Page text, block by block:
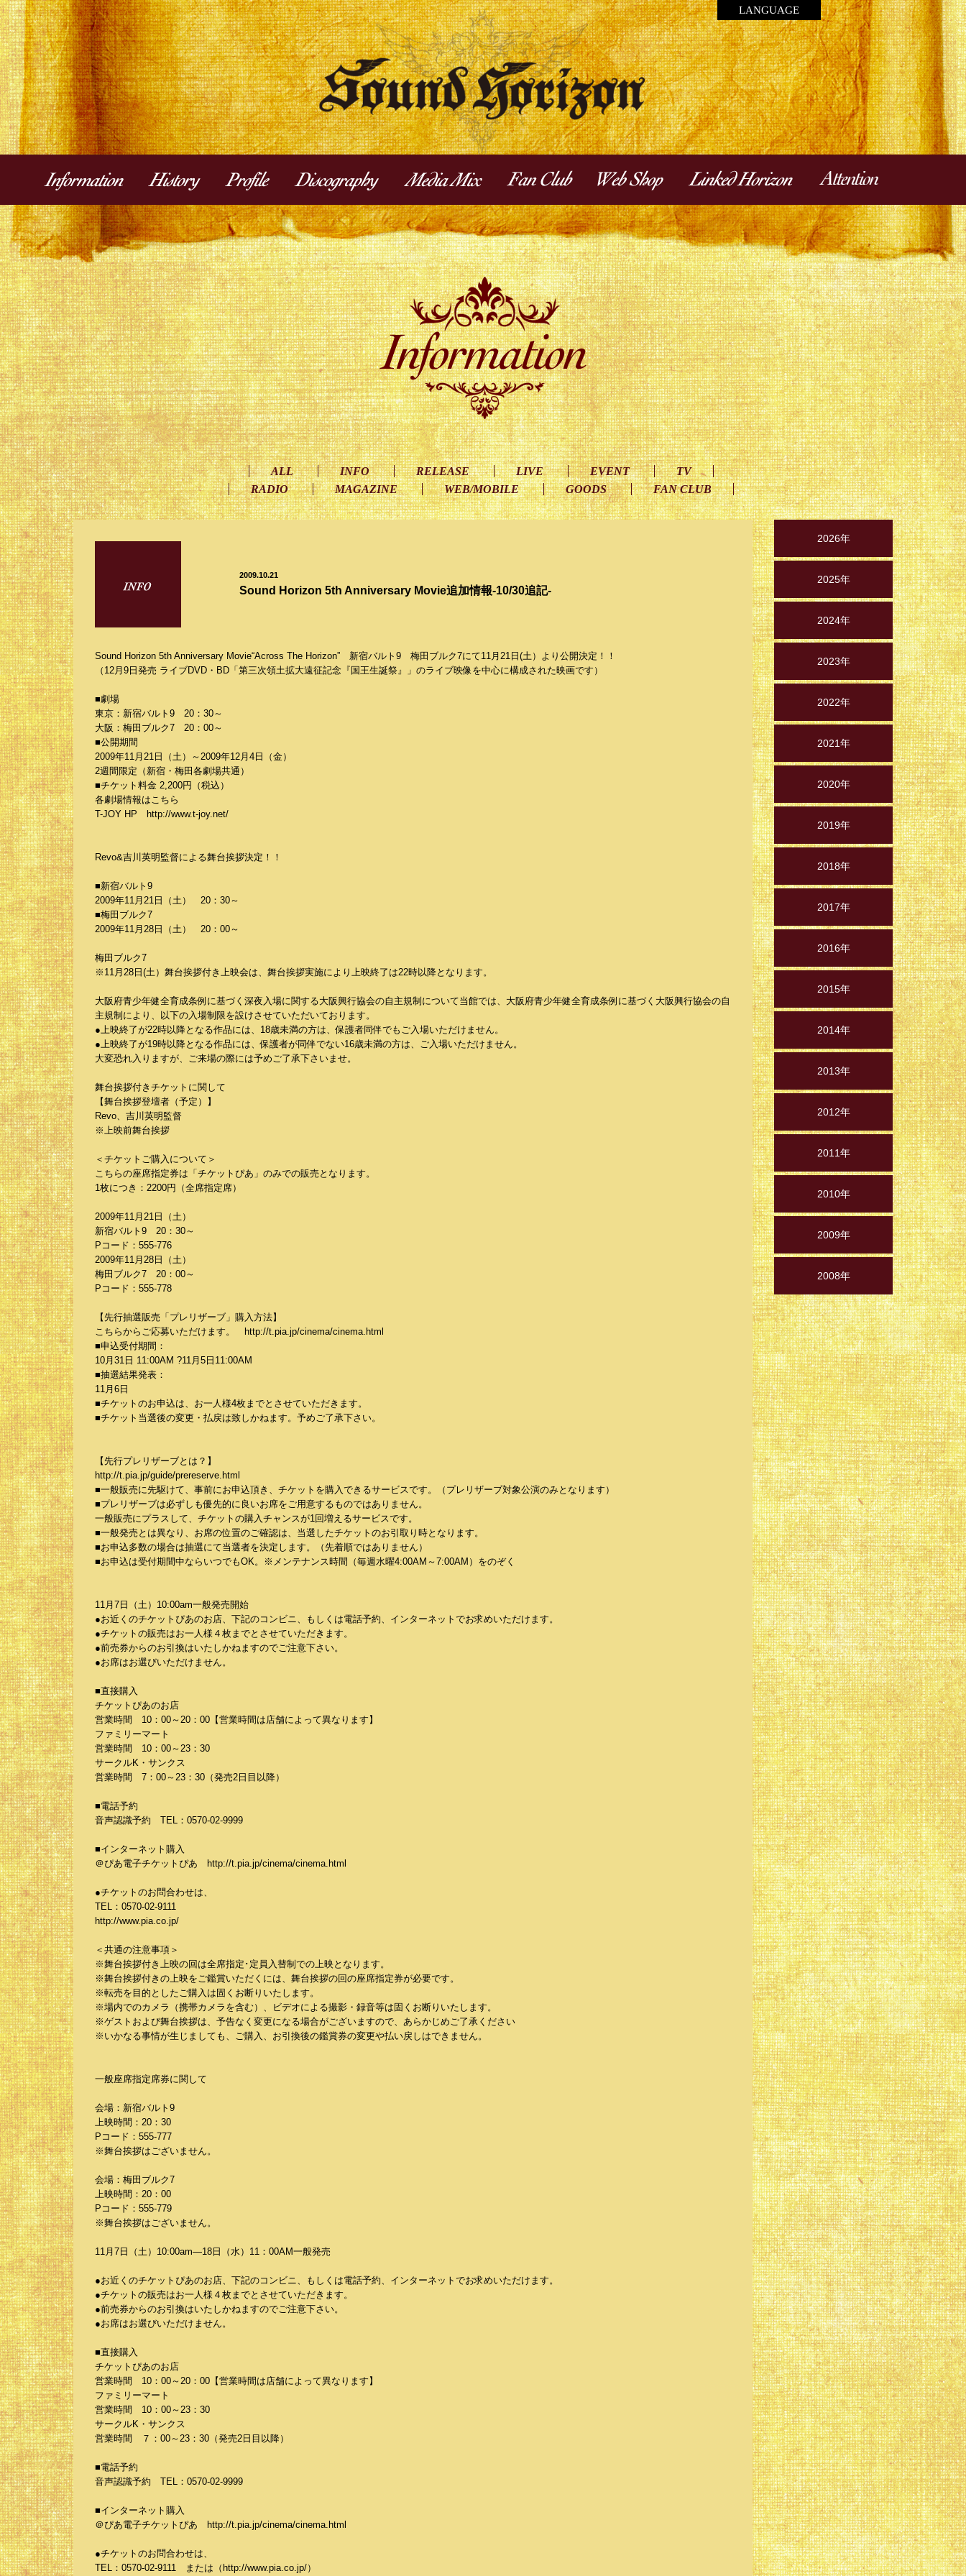
LANGUAGE
ALL INFO RELEASE LIVE EVENT
TV
RADIO
MAGAZINE WEB/MOBILE GOODS FAN CLUB
2009.10.21
Sound Horizon 5th Anniversary Movie追加情報-10/30追記-
Sound Horizon 5th Anniversary Movie“Across The Horizon” 新宿バルト9 梅田ブルク7にて11月21日(土）より公開決定！！
（12月9日発売 ライブDVD・BD「第三次領土拡大遠征記念『国王生誕祭』」のライブ映像を中心に構成された映画です）
■劇場
東京：新宿バルト9 20：30～
大阪：梅田ブルク7 20：00～
■公開期間
2009年11月21日（土）～2009年12月4日（金）
2週間限定（新宿・梅田各劇場共通）
■チケット料金 2,200円（税込）
各劇場情報はこちら
T-JOY HP http://www.t-joy.net/
Revo&吉川英明監督による舞台挨拶決定！！
■新宿バルト9
2009年11月21日（土） 20：30～
■梅田ブルク7
2009年11月28日（土） 20：00～
梅田ブルク7
※11月28日(土）舞台挨拶付き上映会は、舞台挨拶実施により上映終了は22時以降となります。
大阪府青少年健全育成条例に基づく深夜入場に関する大阪興行協会の自主規制について当館では、大阪府青少年健全育成条例に基づく大阪興行協会の自
主規制により、以下の入場制限を設けさせていただいております。
●上映終了が22時以降となる作品には、18歳未満の方は、保護者同伴でもご入場いただけません。
●上映終了が19時以降となる作品には、保護者が同伴でない16歳未満の方は、ご入場いただけません。
大変恐れ入りますが、ご来場の際には予めご了承下さいませ。
舞台挨拶付きチケットに関して
【舞台挨拶登壇者（予定）】
Revo、吉川英明監督
※上映前舞台挨拶
＜チケットご購入について＞
こちらの座席指定券は「チケットぴあ」のみでの販売となります。
1枚につき：2200円（全席指定席）
2009年11月21日（土）
新宿バルト9 20：30～
Pコード：555-776
2009年11月28日（土）
梅田ブルク7 20：00～
Pコード：555-778
【先行抽選販売「プレリザーブ」購入方法】
こちらからご応募いただけます。 http://t.pia.jp/cinema/cinema.html
■申込受付期間：
10月31日 11:00AM ?11月5日11:00AM
■抽選結果発表：
11月6日
■チケットのお申込は、お一人様4枚までとさせていただきます。
■チケット当選後の変更・払戻は致しかねます。予めご了承下さい。
【先行プレリザーブとは？】
http://t.pia.jp/guide/prereserve.html
■一般販売に先駆けて、事前にお申込頂き、チケットを購入できるサービスです。（プレリザーブ対象公演のみとなります）
■プレリザーブは必ずしも優先的に良いお席をご用意するものではありません。
一般販売にプラスして、チケットの購入チャンスが1回増えるサービスです。
■一般発売とは異なり、お席の位置のご確認は、当選したチケットのお引取り時となります。
■お申込多数の場合は抽選にて当選者を決定します。（先着順ではありません）
■お申込は受付期間中ならいつでもOK。※メンテナンス時間（毎週水曜4:00AM～7:00AM）をのぞく
11月7日（土）10:00am一般発売開始
●お近くのチケットぴあのお店、下記のコンビニ、もしくは電話予約、インターネットでお求めいただけます。
●チケットの販売はお一人様４枚までとさせていただきます。
●前売券からのお引換はいたしかねますのでご注意下さい。
●お席はお選びいただけません。
■直接購入
チケットぴあのお店
営業時間 10：00～20：00【営業時間は店舗によって異なります】
ファミリーマート
営業時間 10：00～23：30
サークルK・サンクス
営業時間 7：00～23：30（発売2日目以降）
■電話予約
音声認識予約 TEL：0570-02-9999
■インターネット購入
＠ぴあ電子チケットぴあ http://t.pia.jp/cinema/cinema.html
●チケットのお問合わせは、
TEL：0570-02-9111
http://www.pia.co.jp/
＜共通の注意事項＞
※舞台挨拶付き上映の回は全席指定･定員入替制での上映となります。
※舞台挨拶付きの上映をご鑑賞いただくには、舞台挨拶の回の座席指定券が必要です。
※転売を目的としたご購入は固くお断りいたします。
※場内でのカメラ（携帯カメラを含む）、ビデオによる撮影・録音等は固くお断りいたします。
※ゲストおよび舞台挨拶は、予告なく変更になる場合がございますので、あらかじめご了承ください
※いかなる事情が生じましても、ご購入、お引換後の鑑賞券の変更や払い戻しはできません。
一般座席指定席券に関して
会場：新宿バルト9
上映時間：20：30
Pコード：555-777
※舞台挨拶はございません。
会場：梅田ブルク7
上映時間：20：00
Pコード：555-779
※舞台挨拶はございません。
11月7日（土）10:00am―18日（水）11：00AM一般発売
●お近くのチケットぴあのお店、下記のコンビニ、もしくは電話予約、インターネットでお求めいただけます。
●チケットの販売はお一人様４枚までとさせていただきます。
●前売券からのお引換はいたしかねますのでご注意下さい。
●お席はお選びいただけません。
■直接購入
チケットぴあのお店
営業時間 10：00～20：00【営業時間は店舗によって異なります】
ファミリーマート
営業時間 10：00～23：30
サークルK・サンクス
営業時間 ７：00～23：30（発売2日目以降）
■電話予約
音声認識予約 TEL：0570-02-9999
■インターネット購入
＠ぴあ電子チケットぴあ http://t.pia.jp/cinema/cinema.html
●チケットのお問合わせは、
TEL：0570-02-9111 または（http://www.pia.co.jp/）
2026年
2025年
2024年
2023年
2022年
2021年
2020年
2019年
2018年
2017年
2016年
2015年
2014年
2013年
2012年
2011年
2010年
2009年
2008年